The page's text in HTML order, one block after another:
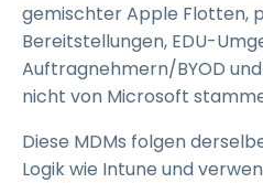
gemischter Apple Flotten,
Bereitstellungen, EDU-
Auftragnehmern/BYOD
nicht von Microsoft
Diese MDMs folgen
Logik wie Intune und